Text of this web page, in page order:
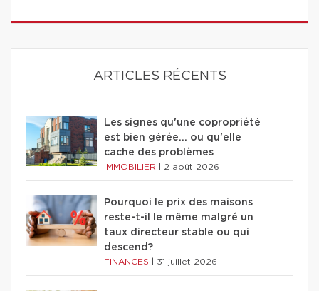
ARTICLES RÉCENTS
Les signes qu'une copropriété
est bien gérée… ou qu'elle
cache des problèmes
IMMOBILIER 2 août 2026
Pourquoi le prix des maisons
reste-t-il le même malgré un
taux directeur stable ou qui
descend?
FINANCES 31 juillet 2026